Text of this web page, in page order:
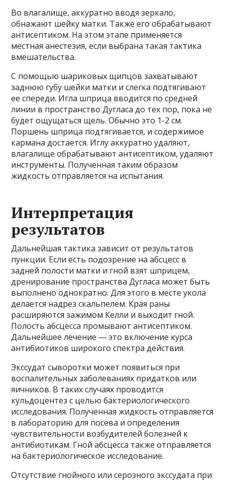
Во влагалище, аккуратно вводя зеркало,
обнажают шейку матки. Также его обрабатывают
антисептиком. На этом этапе применяется
местная анестезия, если выбрана такая тактика
вмешательства.
С помощью шариковых щипцов захватывают
заднюю губу шейки матки и слегка подтягивают
ее спереди. Игла шприца вводится по средней
линии в пространство Дугласа до тех пор, пока не
будет ощущаться щель. Обычно это 1-2 см.
Поршень шприца подтягивается, и содержимое
кармана достается. Иглу аккуратно удаляют,
влагалище обрабатывают антисептиком, удаляют
инструменты. Полученная таким образом
жидкость отправляется на испытания.
Интерпретация
результатов
Дальнейшая тактика зависит от результатов
пункции. Если есть подозрение на абсцесс в
задней полости матки и гной взят шприцем,
дренирование пространства Дугласа может быть
выполнено однократно. Для этого в месте укола
делается надрез скальпелем. Края раны
расширяются зажимом Келли и выходит гной.
Полость абсцесса промывают антисептиком.
Дальнейшее лечение — это включение курса
антибиотиков широкого спектра действия.
Экссудат сыворотки может появиться при
воспалительных заболеваниях придатков или
яичников. В таких случаях проводится
кульдоцентез с целью бактериологического
исследования. Полученная жидкость отправляется
в лабораторию для посева и определения
чувствительности возбудителей болезней к
антибиотикам. Гной абсцесса также отправляется
на бактериологическое исследование.
Отсутствие гнойного или серозного экссудата при